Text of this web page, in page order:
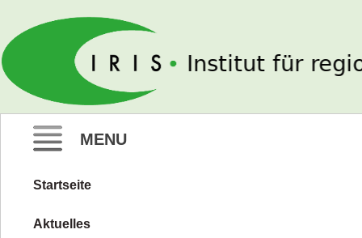
IRIS e. V.
MENU
Zum
springen
Startseite
Aktuelles